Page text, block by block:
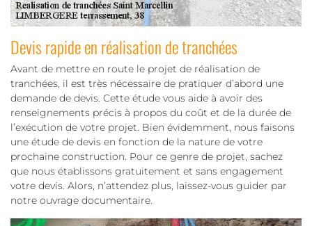
Devis rapide en réalisation de tranchées
Avant de mettre en route le projet de réalisation de
tranchées, il est très nécessaire de pratiquer d’abord une
demande de devis. Cette étude vous aide à avoir des
renseignements précis à propos du coût et de la durée de
l’exécution de votre projet. Bien évidemment, nous faisons
une étude de devis en fonction de la nature de votre
prochaine construction. Pour ce genre de projet, sachez
que nous établissons gratuitement et sans engagement
votre devis. Alors, n’attendez plus, laissez-vous guider par
notre ouvrage documentaire.